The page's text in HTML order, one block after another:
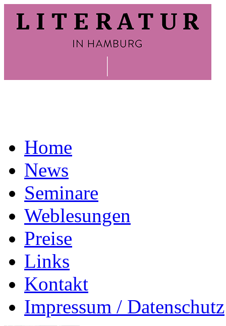
Home
News
Seminare
Weblesungen
Preise
Links
Kontakt
Impressum / Datenschutz